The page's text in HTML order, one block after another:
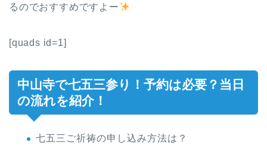
るのでおすすめですよー
[quads id=1]
中山寺で七五三参り！予約は必要？当日
の流れを紹介！
七五三ご祈祷の申し込み方法は？